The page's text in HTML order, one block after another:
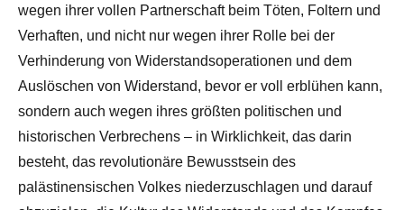
wegen ihrer vollen Partnerschaft beim Töten, Foltern und
Verhaften, und nicht nur wegen ihrer Rolle bei der
Verhinderung von Widerstandsoperationen und dem
Auslöschen von Widerstand, bevor er voll erblühen kann,
sondern auch wegen ihres größten politischen und
historischen Verbrechens – in Wirklichkeit, das darin
besteht, das revolutionäre Bewusstsein des
palästinensischen Volkes niederzuschlagen und darauf